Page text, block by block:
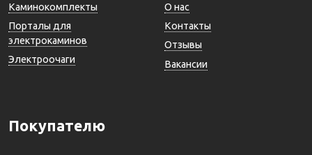
Каминокомплекты
Порталы для
электрокаминов
Электроочаги
О нас
Контакты
Отзывы
Вакансии
Покупателю